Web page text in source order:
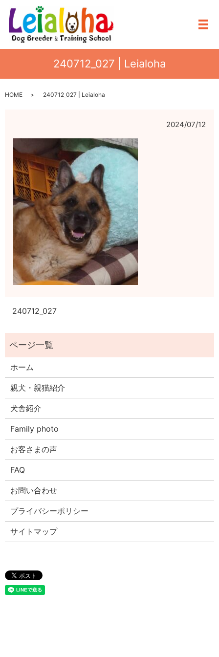
メ
240712_027 | Leialoha
HOME 240712_027 | Leialoha
2024/07/12
240712_027
ホーム
親犬・親猫紹介
犬舎紹介
Family photo
お客さまの声
FAQ
お問い合わせ
プライバシーポリシー
サイトマップ